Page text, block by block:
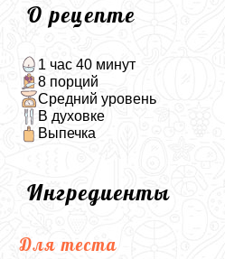
О рецепте
1 час 40 минут
8 порций
Средний уровень
В духовке
Выпечка
Ингредиенты
Для теста